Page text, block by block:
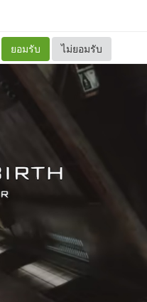
ยอมรับ ไม่ยอมรับ